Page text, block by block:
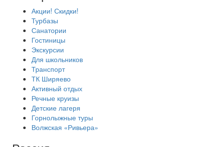
Акции! Скидки!
Турбазы
Санатории
Гостиницы
Экскурсии
Для школьников
Транспорт
ТК Ширяево
Активный отдых
Речные круизы
Детские лагеря
Горнолыжные туры
Волжская «Ривьера»